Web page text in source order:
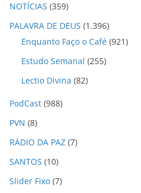
NOTÍCIAS (359)
PALAVRA DE DEUS (1.396)
Enquanto Faço o Café (921)
Estudo Semanal (255)
Lectio Divina (82)
PodCast (988)
PVN (8)
RÁDIO DA PAZ (7)
SANTOS (10)
Slider Fixo (7)